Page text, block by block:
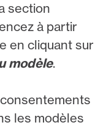
section
à partir
en cliquant sur
modèle.
les modèles